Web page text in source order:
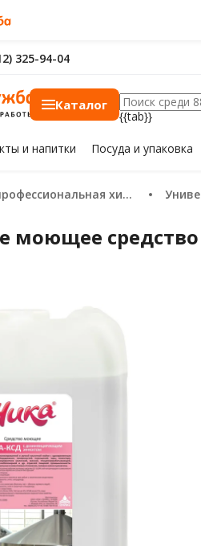
325-94-04
Каталог
{{tab}}
и напитки Посуда и упаковка
химия
моющее